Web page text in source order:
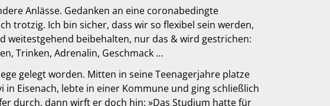
Anlässe. Gedanken an eine coronabedingte
trotzig. Ich bin sicher, dass wir so flexibel sein werden,
weitestgehend beibehalten, nur das & wird gestrichen:
Trinken, Adrenalin, Geschmack …
gelegt worden. Mitten in seine Teenagerjahre platze
in Eisenach, lebte in einer Kommune und ging schließlich
durch, dann wirft er doch hin: »Das Studium hatte für